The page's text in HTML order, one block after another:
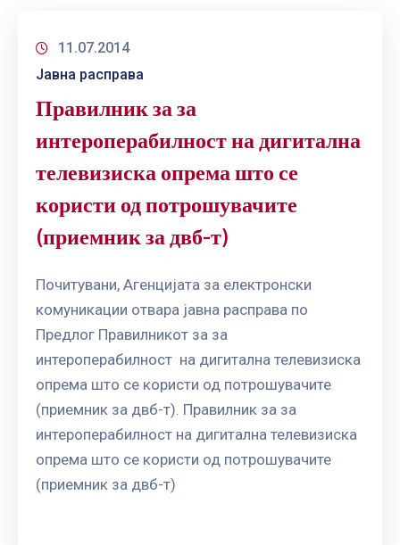
11.07.2014
Јавна расправа
Правилник за за
интероперабилност на дигитална
телевизиска опрема што се
користи од потрошувачите
(приемник за двб-т)
Почитувани, Агенцијата за електронски
комуникации отвара јавна расправа по
Предлог Правилникот за за
интероперабилност на дигитална телевизиска
опрема што се користи од потрошувачите
(приемник за двб-т). Правилник за за
интероперабилност на дигитална телевизиска
опрема што се користи од потрошувачите
(приемник за двб-т)